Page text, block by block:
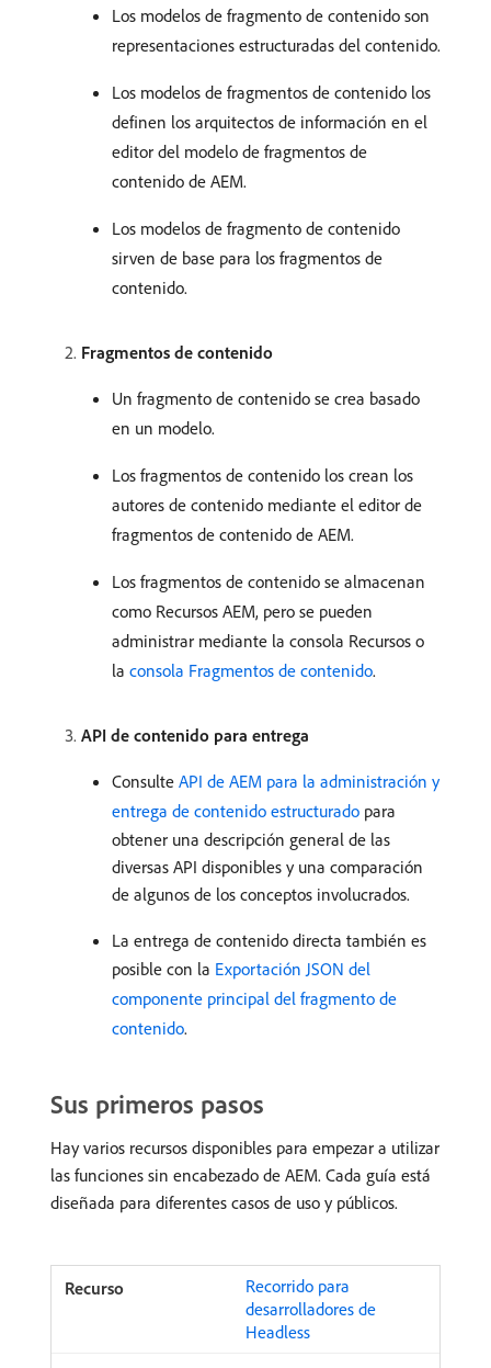
Los modelos de fragmento de contenido son
representaciones estructuradas del contenido.
Los modelos de fragmentos de contenido los
definen los arquitectos de información en el
editor del modelo de fragmentos de
contenido de AEM.
Los modelos de fragmento de contenido
sirven de base para los fragmentos de
contenido.
Fragmentos de contenido
Un fragmento de contenido se crea basado
en un modelo.
Los fragmentos de contenido los crean los
autores de contenido mediante el editor de
fragmentos de contenido de AEM.
Los fragmentos de contenido se almacenan
como Recursos AEM, pero se pueden
administrar mediante la consola Recursos o
la consola Fragmentos de contenido.
API de contenido para entrega
Consulte API de AEM para la administración y
entrega de contenido estructurado para
obtener una descripción general de las
diversas API disponibles y una comparación
de algunos de los conceptos involucrados.
La entrega de contenido directa también es
posible con la Exportación JSON del
componente principal del fragmento de
contenido.
Sus primeros pasos
Hay varios recursos disponibles para empezar a utilizar
las funciones sin encabezado de AEM. Cada guía está
diseñada para diferentes casos de uso y públicos.
Recorrido para
desarrolladores de
Headless